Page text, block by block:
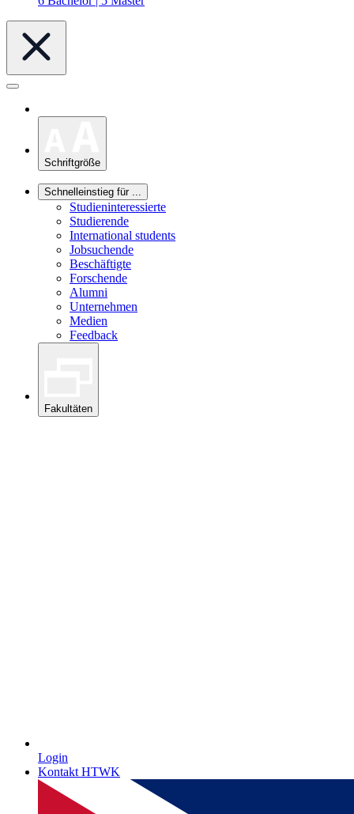
Schriftgröße
Schnelleinstieg für ...
Studieninteressierte
Studierende
International students
Jobsuchende
Beschäftigte
Forschende
Alumni
Unternehmen
Medien
Feedback
Fakultäten
Login
Kontakt HTWK